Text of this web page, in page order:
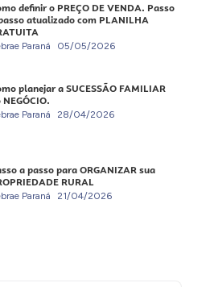
definir o PREÇO DE VENDA. Passo
atualizado com PLANILHA
Paraná 05/05/2026
planejar a SUCESSÃO FAMILIAR
NEGÓCIO.
Paraná 28/04/2026
a passo para ORGANIZAR sua
RURAL
Paraná 21/04/2026